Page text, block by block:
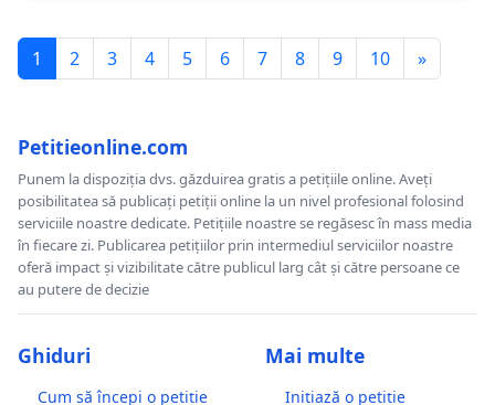
1 2 3 4 5 6 7 8 9 10 »
Petitieonline.com
Punem la dispoziția dvs. găzduirea gratis a petițiile online. Aveți
posibilitatea să publicați petiții online la un nivel profesional folosind
serviciile noastre dedicate. Petițiile noastre se regăsesc în mass media
în fiecare zi. Publicarea petițiilor prin intermediul serviciilor noastre
oferă impact și vizibilitate către publicul larg cât și către persoane ce
au putere de decizie
Ghiduri
Cum să începi o petiție
Mai multe
Inițiază o petiție